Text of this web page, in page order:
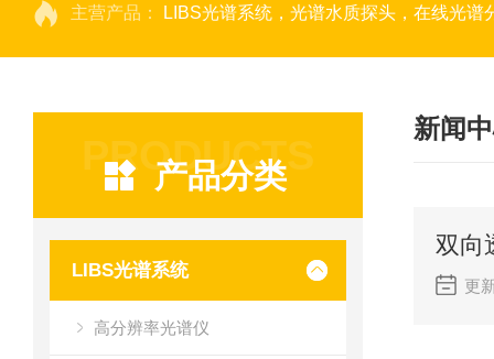
主营产品： LIBS光谱系统，光谱水质探头，在线光谱分析，高光谱相机，量子效
PRODUCTS
产品分类
LIBS光谱系统
高分辨率光谱仪
新闻
双向
更